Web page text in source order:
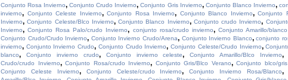
Conjunto Rosa Invierno,Conjunto Crudo Invierno,Conjunto Gris Invierno, Conjunto Blanco Invierno,
invierno, Conjunto Celeste Invierno,Conjunto Rosa Invierno, Conjunto Blanco Invierno,Conjunto
Invierno,Conjunto Celeste/Blco Invierno,Conjunto Blanco Invierno, Conjunto crudo Invierno,
Invierno,Conjunto Rosa Palo/crudo Invierno, conjunto rosa/crudo invierno, Conjunto Amarillo/
Conjunto Crudo/Crudo Invierno, Conjunto Invierno Crudo/Arena, Conjunto Invierno Blanco,conjunto
invierno, Conjunto Invierno Crudo, Conjunto Crudo Invierno,Conjunto Celeste/Crudo Invierno,
blanco, Conjunto invierno crudo, Conjunto invierno celeste,Conjunto Amarillo/Blco Invierno
Crudo/crudo Invierno, Conjunto Rosa/crudo Invierno, Conjunto Gris/Blco Verano, Conjunto blco/
Conjunto Celeste Invierno, Conjunto Celeste/crudo Invierno,Conjunto Invierno Rosa/Blanco